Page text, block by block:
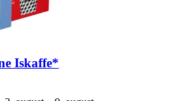
Iskaffe*